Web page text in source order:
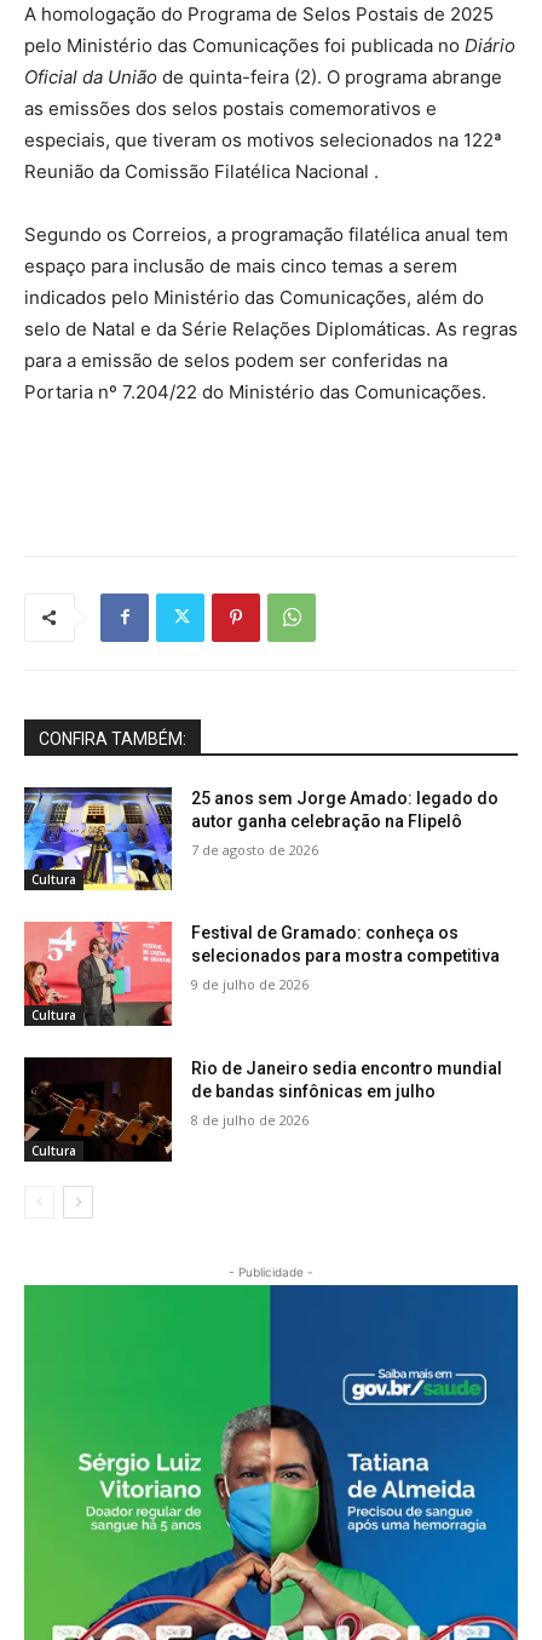
A homologação do Programa de Selos Postais de 2025
pelo Ministério das Comunicações foi publicada no Diário
Oficial da União de quinta-feira (2). O programa abrange
as emissões dos selos postais comemorativos e
especiais, que tiveram os motivos selecionados na 122ª
Reunião da Comissão Filatélica Nacional .
Segundo os Correios, a programação filatélica anual tem
espaço para inclusão de mais cinco temas a serem
indicados pelo Ministério das Comunicações, além do
selo de Natal e da Série Relações Diplomáticas. As regras
para a emissão de selos podem ser conferidas na
Portaria nº 7.204/22 do Ministério das Comunicações.
CONFIRA TAMBÉM:
Cultura
25 anos sem Jorge Amado: legado do
autor ganha celebração na Flipelô
7 de agosto de 2026
Cultura
Festival de Gramado: conheça os
selecionados para mostra competitiva
9 de julho de 2026
Cultura
Rio de Janeiro sedia encontro mundial
de bandas sinfônicas em julho
8 de julho de 2026
- Publicidade -